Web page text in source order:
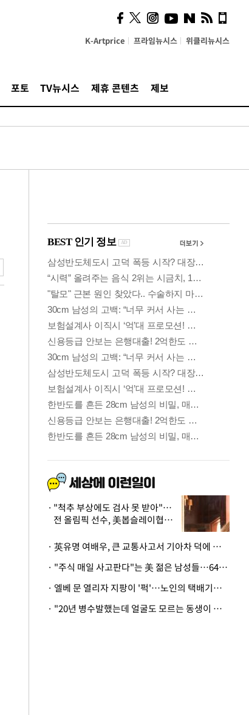
K-Artprice 프라임뉴시스 위클리뉴시스
포토 TV뉴시스 제휴 콘텐츠 제보
사이 해답 찾았죠"…알을
깨고 나온 '초자아'
"척추 부상에도 검사 못 받아"…
전 올림픽 선수, 美봅슬레이협회
· 英유명 여배우, 큰 교통사고서 기아차 덕에 살았다
· "주식 매일 사고판다"는 美 젊은 남성들…64%가 "나는 인생의 패배자“
· 엘베 문 열리자 지팡이 '퍽'…노인의 택배기사 폭행 이유
· "20년 병수발했는데 얼굴도 모르는 동생이 유산 절반을"…배다른 형제 상속권 있을까